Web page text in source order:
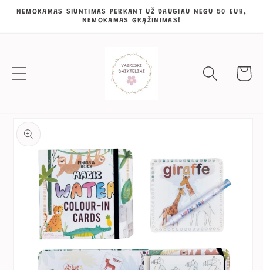
Eiti į
NEMOKAMAS SIUNTIMAS PERKANT UŽ DAUGIAU NEGU 50 EUR,
NEMOKAMAS GRĄŽINIMAS!
informacijos
apie gaminį